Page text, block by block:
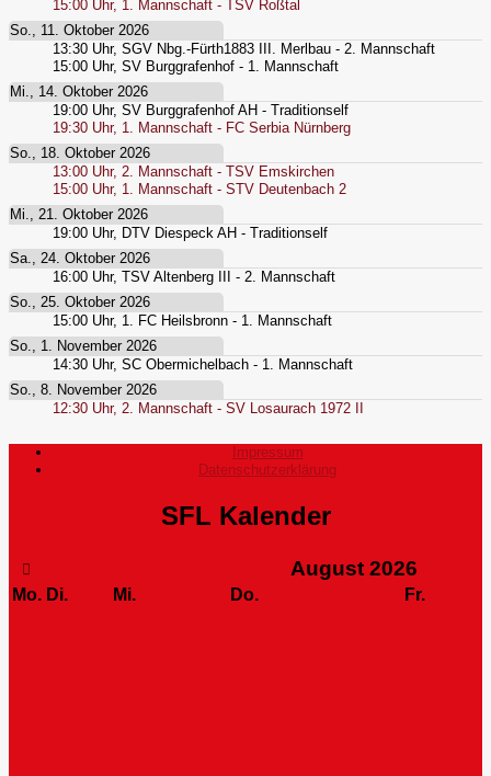
15:00 Uhr, 1. Mannschaft - TSV Roßtal
So., 11. Oktober 2026
13:30 Uhr, SGV Nbg.-Fürth1883 III. Merlbau - 2. Mannschaft
15:00 Uhr, SV Burggrafenhof - 1. Mannschaft
Mi., 14. Oktober 2026
19:00 Uhr, SV Burggrafenhof AH - Traditionself
19:30 Uhr, 1. Mannschaft - FC Serbia Nürnberg
So., 18. Oktober 2026
13:00 Uhr, 2. Mannschaft - TSV Emskirchen
15:00 Uhr, 1. Mannschaft - STV Deutenbach 2
Mi., 21. Oktober 2026
19:00 Uhr, DTV Diespeck AH - Traditionself
Sa., 24. Oktober 2026
16:00 Uhr, TSV Altenberg III - 2. Mannschaft
So., 25. Oktober 2026
15:00 Uhr, 1. FC Heilsbronn - 1. Mannschaft
So., 1. November 2026
14:30 Uhr, SC Obermichelbach - 1. Mannschaft
So., 8. November 2026
12:30 Uhr, 2. Mannschaft - SV Losaurach 1972 II
Impressum
Datenschutzerklärung
SFL Kalender
August 2026
Mo. Di. Mi. Do. Fr.